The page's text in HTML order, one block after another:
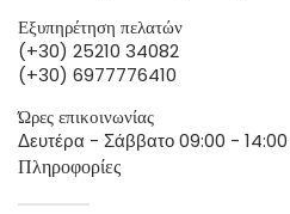
Εξυπηρέτηση πελατών
(+30) 25210 34082
(+30) 6977776410
Ώρες επικοινωνίας
Δευτέρα - Σάββατο 09:00 -
Πληροφορίες